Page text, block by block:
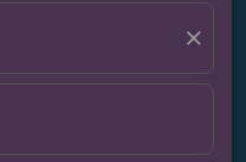
close